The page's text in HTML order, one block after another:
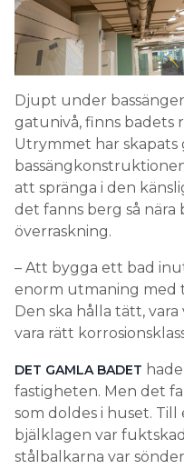
Djupt under
gatunivå, finns badets
Utrymmet har
att spränga i den
det fanns berg så nära
överraskning.
– Att bygga ett bad
enorm utmaning med
Den ska hålla tätt,
vara rätt
DET GAMLA BADET
fastigheten. Men det
som doldes i huset.
bjälklagen var
stålbalkarna var